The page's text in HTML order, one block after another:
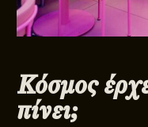
Κόσμος
πίνει;